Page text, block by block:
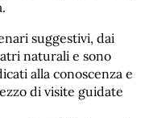
suggestivi, dai
naturali e sono
alla conoscenza e
di visite guidate